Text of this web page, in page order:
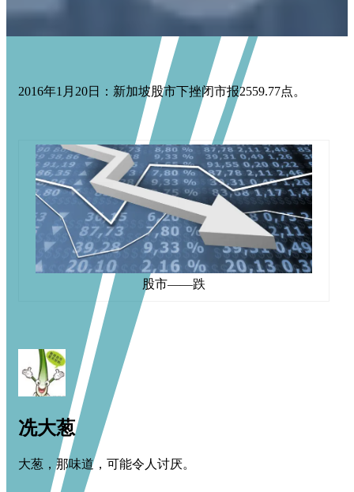
2016年1月20日：新加坡股市下挫闭市报2559.77点。
股市——跌
冼大葱
大葱，那味道，可能令人讨厌。